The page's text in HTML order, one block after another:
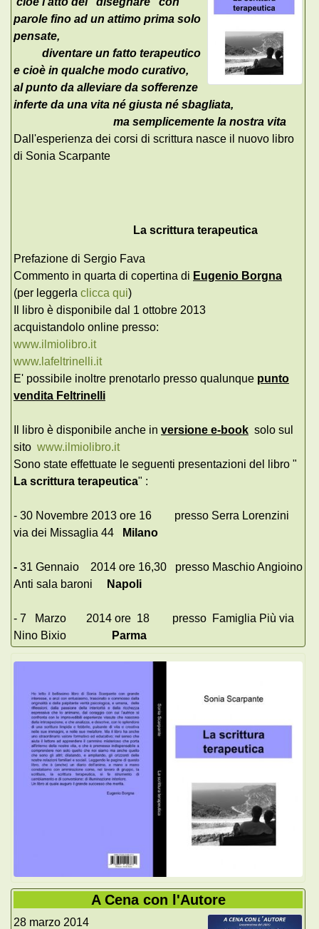
parole fino ad un attimo prima solo
pensate,
diventare un fatto terapeutico
e cioè in qualche modo curativo,
al punto da alleviare da sofferenze
inferte da una vita né giusta né sbagliata,
ma semplicemente la nostra vita
Dall'esperienza dei corsi di scrittura nasce il nuovo libro
di Sonia Scarpante
La scrittura terapeutica
Prefazione di Sergio Fava
Commento in quarta di copertina di Eugenio Borgna
(per leggerla clicca qui)
Il libro è disponibile dal 1 ottobre 2013
acquistandolo online presso:
www.ilmiolibro.it
www.lafeltrinelli.it
E' possibile inoltre prenotarlo presso qualunque punto
vendita Feltrinelli
Il libro è disponibile anche in versione e-book solo sul
sito www.ilmiolibro.it
Sono state effettuate le seguenti presentazioni del libro "
La scrittura terapeutica" :
- 30 Novembre 2013 ore 16 presso Serra Lorenzini
via dei Missaglia 44
Milano
- 31 Gennaio 2014 ore 16,30 presso Maschio Angioino
Anti sala baroni
Napoli
- 7 Marzo 2014 ore 18 presso Famiglia Più via
Nino Bixio
Parma
A Cena con l'Autore
28 marzo 2014